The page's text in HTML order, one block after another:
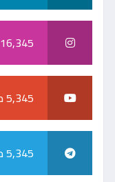
16,345 متابع
5,345 مشترك
5,345 مشترك